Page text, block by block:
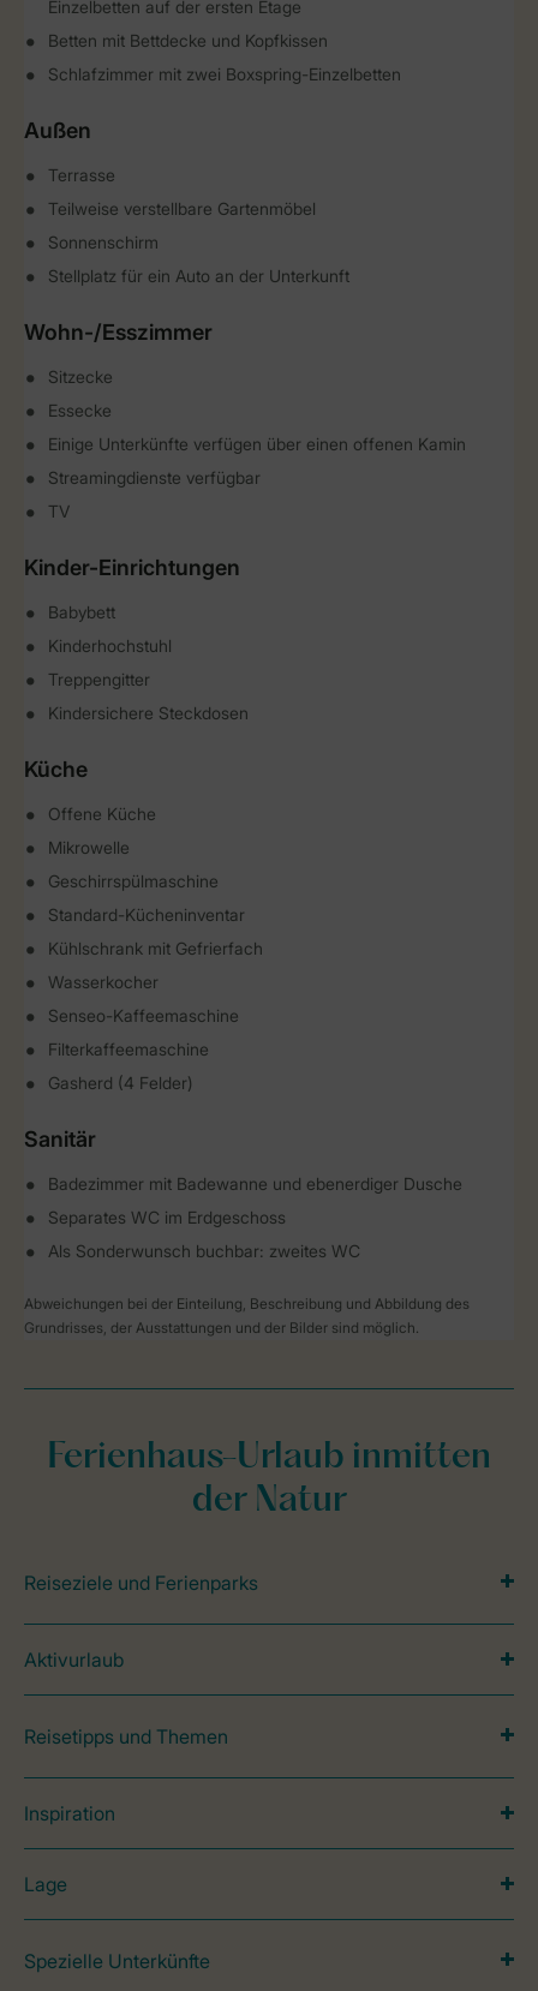
Einzelbetten auf der ersten Etage
Betten mit Bettdecke und Kopfkissen
Schlafzimmer mit zwei Boxspring-Einzelbetten
Außen
Terrasse
Teilweise verstellbare Gartenmöbel
Sonnenschirm
Stellplatz für ein Auto an der Unterkunft
Wohn-/Esszimmer
Sitzecke
Essecke
Einige Unterkünfte verfügen über einen offenen Kamin
Streamingdienste verfügbar
TV
Kinder-Einrichtungen
Babybett
Kinderhochstuhl
Treppengitter
Kindersichere Steckdosen
Küche
Offene Küche
Mikrowelle
Geschirrspülmaschine
Standard-Kücheninventar
Kühlschrank mit Gefrierfach
Wasserkocher
Senseo-Kaffeemaschine
Filterkaffeemaschine
Gasherd (4 Felder)
Sanitär
Badezimmer mit Badewanne und ebenerdiger Dusche
Separates WC im Erdgeschoss
Als Sonderwunsch buchbar: zweites WC
Abweichungen bei der Einteilung, Beschreibung und Abbildung des
Grundrisses, der Ausstattungen und der Bilder sind möglich.
Ferienhaus-Urlaub inmitten
der Natur
Reiseziele und Ferienparks
Aktivurlaub
Reisetipps und Themen
Inspiration
Lage
Spezielle Unterkünfte